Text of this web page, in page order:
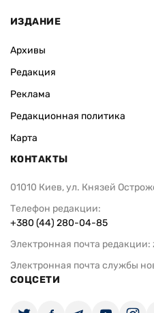
ИЗДАНИЕ
Архивы
Редакция
Реклама
Редакционная политика
Карта
КОНТАКТЫ
01010 Киев, ул. Князей
Телефон редакции:
+380 (44) 280-04-85
Электронная почта редакции:
Электронная почта службы
СОЦСЕТИ